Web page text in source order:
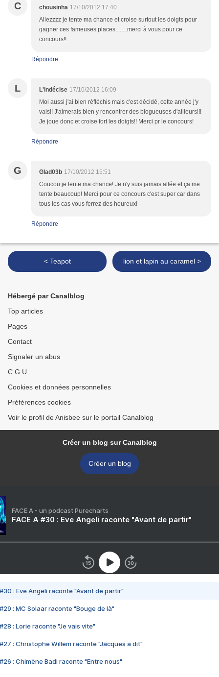
C chousinha 17/10/2012 17:40
Allezzzz je tente ma chance et croise surtout les doigts pour
gagner ces fameuses places........merci à vous pour ce
concours!!
Répondre
L L'indécise 17/10/2012 16:09
Moi aussi j'ai bien réfléchis mais c'est décidé, cette année j'y
vais!! J'aimerais bien y rencontrer des blogueuses d'ailleurs!!!
Je joue donc et croise fort les doigts!! Merci pr le concours!
Répondre
G Glad03b 17/10/2012 15:51
Coucou je tente ma chance! Je n'y suis jamais allée et ça me
tente beaucoup! Merci pour ce concours c'est super car dans
tous les cas vous ferrez des heureux!
Répondre
< Teapot lion et lapin au caramel >
Hébergé par Canalblog
Top articles
Pages
Contact
Signaler un abus
C.G.U.
Cookies et données personnelles
Préférences cookies
Voir le profil de Anisbee sur le portail Canalblog
Créer un blog sur Canalblog
Créer un blog
FACE A - un podcast Purecharts
FACE A #30 : Eve Angeli raconte "Avant de partir"
#30 : Eve Angeli raconte "Avant de partir"
#29 : MC Solaar raconte "Bouge de là"
#28 : Lorie raconte "Je vais vite"
#27 : Christophe Willem raconte "Jacques a dit"
#26 : Chimène Badi raconte "Entre nous"